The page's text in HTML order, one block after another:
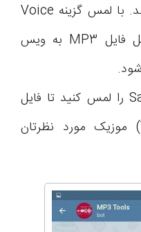
پیش رویتان قرار می‌گیرند. با لمس گزینه Voice
Converter دستور تبدیل فایل MP3 به ویس
در نهایت باید گزینه Save را لمس کنید تا فایل
OGG یا ویس (Voice) موزیک مورد نظرتان